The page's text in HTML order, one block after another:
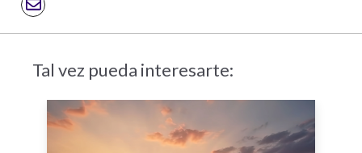
Tal vez pueda interesarte: